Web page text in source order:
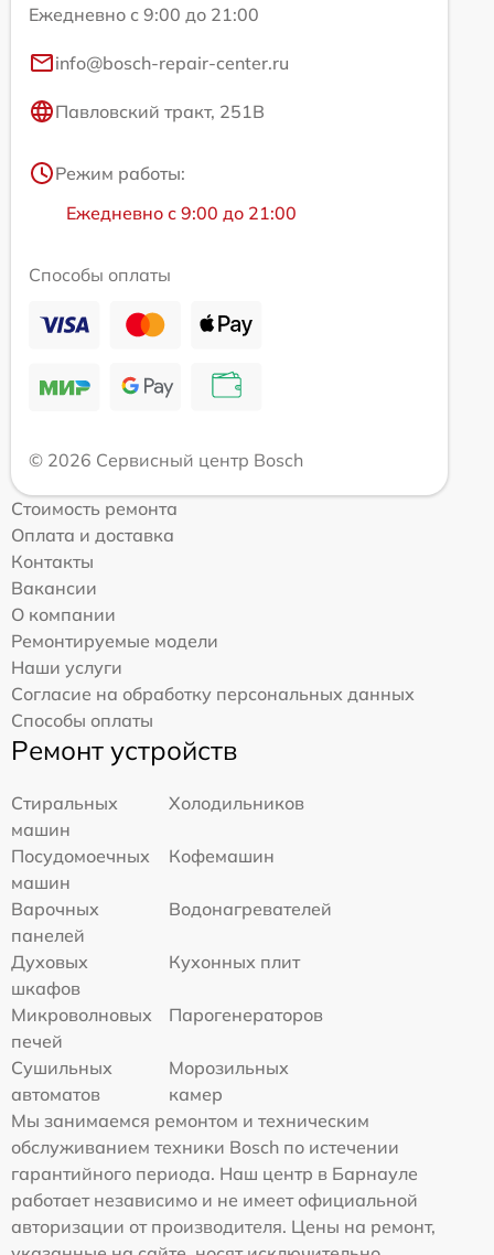
Ежедневно с 9:00 до 21:00
info@bosch-repair-center.ru
Павловский тракт, 251В
Режим работы:
Ежедневно с 9:00 до 21:00
Способы оплаты
© 2026 Сервисный центр Bosch
Стоимость ремонта
Оплата и доставка
Контакты
Вакансии
О компании
Ремонтируемые модели
Наши услуги
Согласие на обработку персональных данных
Способы оплаты
Ремонт устройств
Стиральных
машин
Холодильников
Посудомоечных
машин
Кофемашин
Варочных
панелей
Водонагревателей
Духовых
шкафов
Кухонных плит
Микроволновых
печей
Парогенераторов
Сушильных
автоматов
Морозильных
камер
Мы занимаемся ремонтом и техническим
обслуживанием техники Bosch по истечении
гарантийного периода. Наш центр в Барнауле
работает независимо и не имеет официальной
авторизации от производителя. Цены на ремонт,